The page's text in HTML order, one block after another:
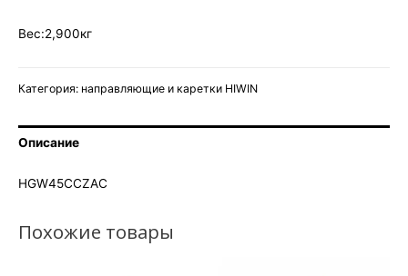
Вес:2,900кг
Категория: направляющие и каретки HIWIN
Описание
HGW45CCZAC
Похожие товары